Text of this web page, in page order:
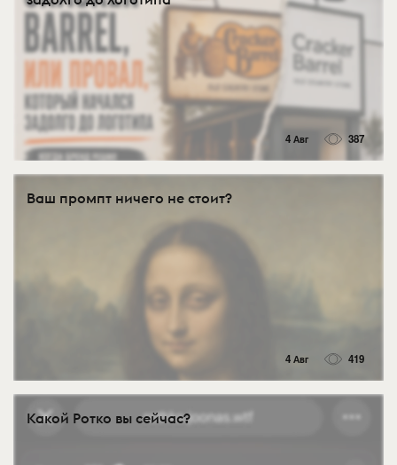
4 Авг 387
Ваш промпт ничего не стоит?
4 Авг 419
Какой Ротко вы сейчас?